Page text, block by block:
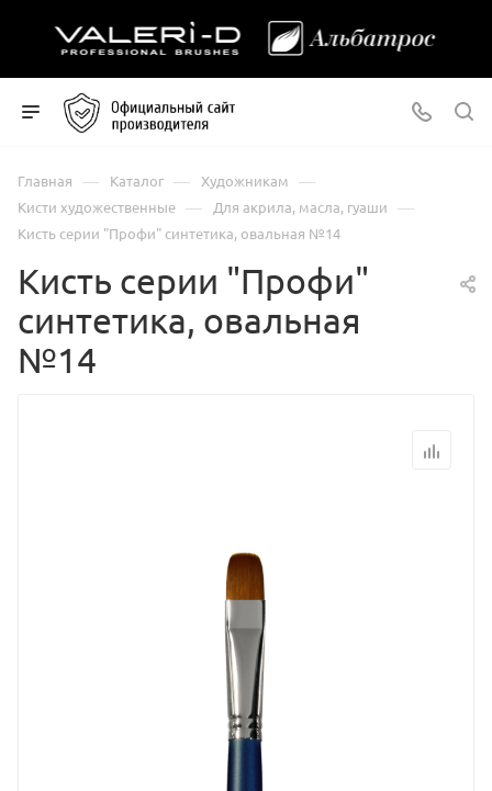
Главная — Каталог — Художникам —
Кисти художественные — Для акрила, масла, гуаши —
Кисть серии "Профи" синтетика, овальная №14
Кисть серии "Профи"
синтетика, овальная
№14